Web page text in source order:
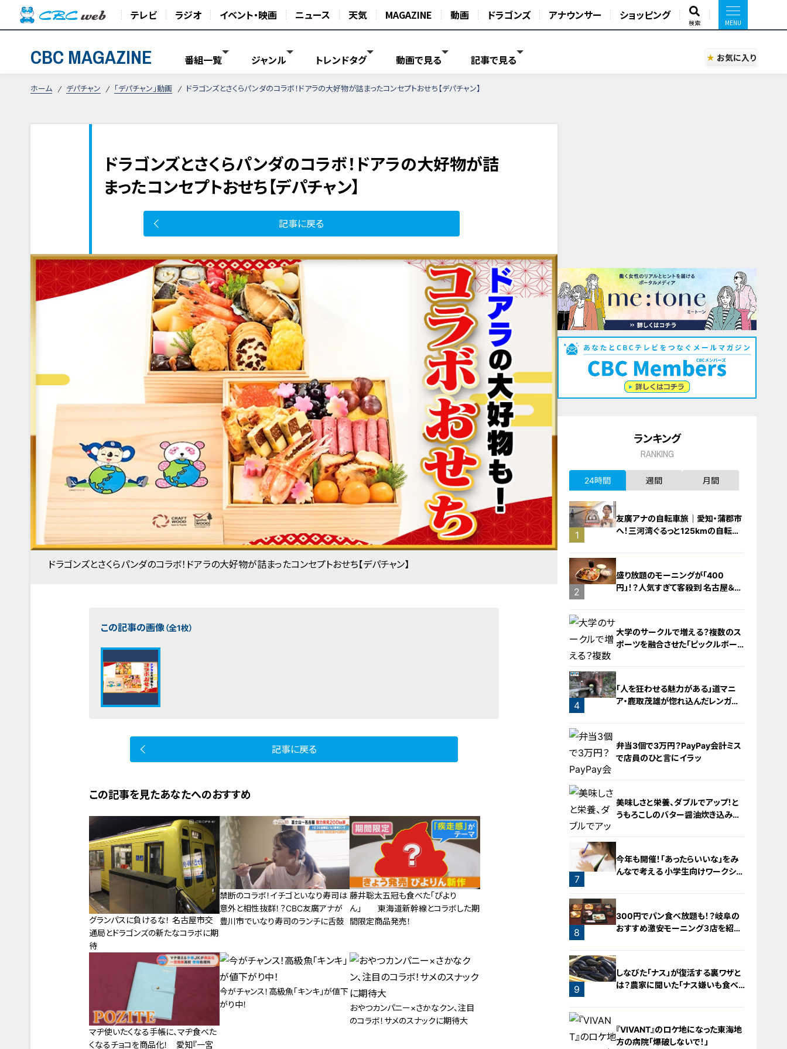
テレビ ラジオ イベント・映画 ニュース 天気 MAGAZINE 動画 ドラゴンズ アナウンサー ショッピング
検索
CBC MAGAZINE 番組一覧 ジャンル トレンドタグ 動画で見る 記事で見る お気に入り
ホーム デパチャン 「デパチャン」動画 ドラゴンズとさくらパンダのコラボ！ドアラの大好物が詰まったコンセプトおせち【デパチャン】
ドラゴンズとさくらパンダのコラボ！ドアラの大好物が詰
まったコンセプトおせち【デパチャン】
記事に戻る
ドラゴンズとさくらパンダのコラボ！ドアラの大好物が詰まったコンセプトおせち【デパチャン】
この記事の画像（全1枚）
記事に戻る
この記事を見たあなたへのおすすめ
グランパスに負けるな！ 名古屋市交
通局とドラゴンズの新たなコラボに期
待
禁断のコラボ！イチゴといなり寿司は
意外と相性抜群！？CBC友廣アナが
豊川市でいなり寿司のランチに舌鼓
藤井聡太五冠も食べた「ぴより
ん」 東海道新幹線とコラボした期
間限定商品発売！
マヂ使いたくなる手帳に、マヂ食べた
くなるチョコを商品化！ 愛知『一宮
今がチャンス！高級魚「キンキ」が値下
がり中！
おやつカンパニー×さかなクン、注目
のコラボ！サメのスナックに期待大
ランキング
RANKING
24時間 週間 月間
1
友廣アナの自転車旅｜愛知・蒲郡市
へ！三河湾ぐるっと125kmの自転車
2
盛り放題のモーニングが「400
円」！？人気すぎて客殺到 名古屋＆岐
3
大学のサークルで増える？複数のス
ポーツを融合させた「ピックルボー
4
「人を狂わせる魅力がある」道マニ
ア・鹿取茂雄が惚れ込んだレンガの
5
弁当3個で3万円？PayPay会計ミス
で店員のひと言にイラッ
6
美味しさと栄養、ダブルでアップ！と
うもろこしのバター醤油炊き込みご
7
今年も開催！「あったらいいな」をみ
んなで考える 小学生向けワークショ
8
300円でパン食べ放題も！？岐阜の
おすすめ激安モーニング３店を紹
9
しなびた「ナス」が復活する裏ワザと
は？農家に聞いた「ナス嫌いも食べ
『VIVANT』のロケ地になった東海地
方の病院「爆破しないで！」